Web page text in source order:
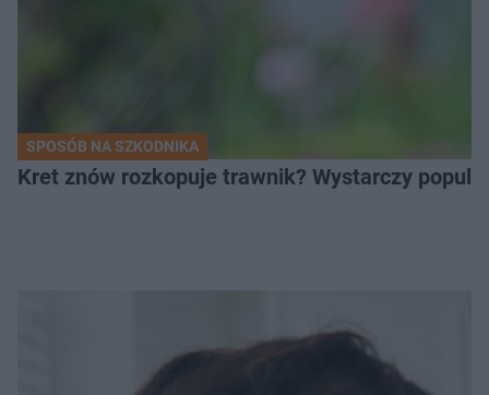
SPOSÓB NA SZKODNIKA
Kret znów rozkopuje trawnik? Wystarczy